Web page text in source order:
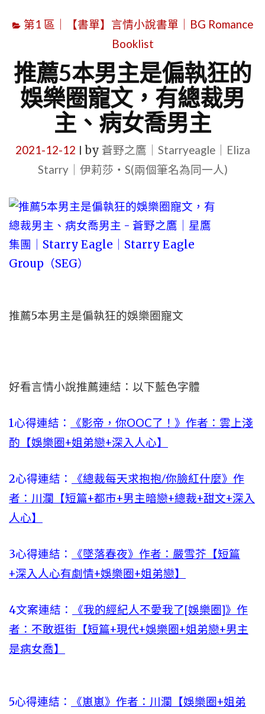
第1 區｜【書單】言情小說書單｜BG Romance
Booklist
推薦5本男主是偏執狂的
娛樂圈寵文，有總裁男
主、病女喬男主
2021-12-12 by 蒼野之鷹｜Starryeagle｜Eliza
Starry｜伊莉莎・S(兩個筆名為同一人)
推薦5本男主是偏執狂的娛樂圈寵文
好看言情小說推薦連結：以下藍色字體
1心得連結：
《影帝，你OOC了！》作者：雲上淺
酌【娛樂圈+姐弟戀+深入人心】
2心得連結：
《總裁每天求抱抱/你臉紅什麼》作
者：川瀾【短篇+都市+男主暗戀+總裁+甜文+深入
人心】
3心得連結：
《墜落春夜》作者：嚴雪芥【短篇
+深入人心有劇情+娛樂圈+姐弟戀】
4文案連結：
《我的經紀人不愛我了[娛樂圈]》作
者：不敢逛街【短篇+現代+娛樂圈+姐弟戀+男主
是病女喬】
5心得連結：
《崽崽》作者：川瀾【娛樂圈+姐弟